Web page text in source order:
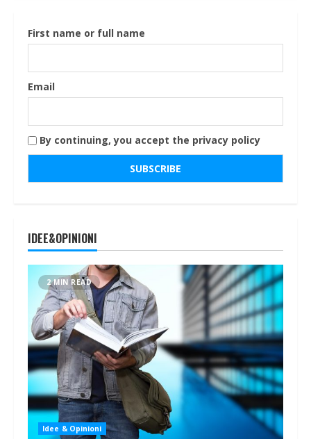
First name or full name
Email
By continuing, you accept the privacy policy
IDEE&OPINIONI
2 MIN READ
Idee & Opinioni